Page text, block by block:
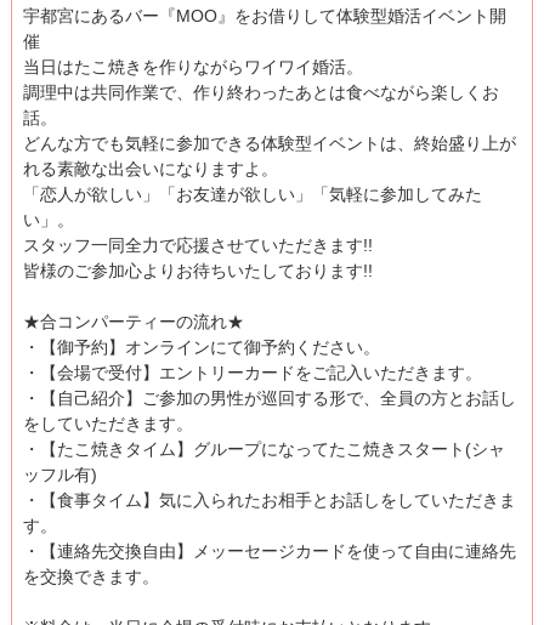
宇都宮にあるバー『MOO』をお借りして体験型婚活イベント開
催
当日はたこ焼きを作りながらワイワイ婚活。
調理中は共同作業で、作り終わったあとは食べながら楽しくお
話。
どんな方でも気軽に参加できる体験型イベントは、終始盛り上が
れる素敵な出会いになりますよ。
「恋人が欲しい」「お友達が欲しい」「気軽に参加してみた
い」。
スタッフ一同全力で応援させていただきます!!
皆様のご参加心よりお待ちいたしております!!
★合コンパーティーの流れ★
・【御予約】オンラインにて御予約ください。
・【会場で受付】エントリーカードをご記入いただきます。
・【自己紹介】ご参加の男性が巡回する形で、全員の方とお話し
をしていただきます。
・【たこ焼きタイム】グループになってたこ焼きスタート(シャ
ッフル有)
・【食事タイム】気に入られたお相手とお話しをしていただきま
す。
・【連絡先交換自由】メッーセージカードを使って自由に連絡先
を交換できます。